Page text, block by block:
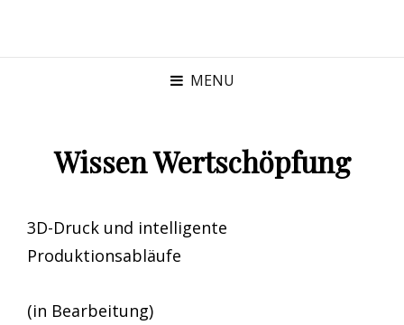
MENU
Wissen Wertschöpfung
3D-Druck und intelligente
Produktionsabläufe
(in Bearbeitung)